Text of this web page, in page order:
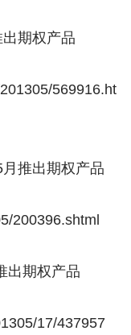
期权产品
569916.ht
推出期权产品
200396.shtml
出期权产品
17/437957